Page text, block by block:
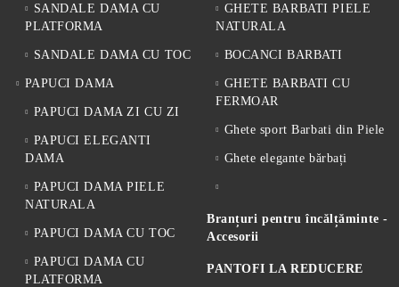
SANDALE DAMA CU
PLATFORMA
SANDALE DAMA CU TOC
PAPUCI DAMA
PAPUCI DAMA ZI CU ZI
PAPUCI ELEGANTI
DAMA
PAPUCI DAMA PIELE
NATURALA
PAPUCI DAMA CU TOC
PAPUCI DAMA CU
PLATFORMA
GHETE BARBATI PIELE
NATURALA
BOCANCI BARBATI
GHETE BARBATI CU
FERMOAR
Ghete sport Barbati din Piele
Ghete elegante bărbați
Branțuri pentru încălțăminte -
Accesorii
PANTOFI LA REDUCERE